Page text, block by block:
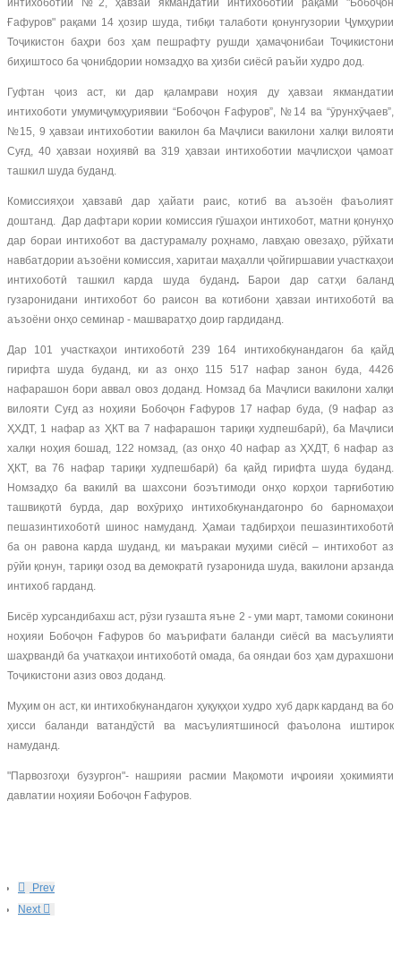
интихоботии №2, ҳавзаи якмандатии интихоботии рақами "Бобоҷон
Ғафуров" рақами 14 ҳозир шуда, тибқи талаботи қонунгузории Ҷумҳурии
Тоҷикистон баҳри боз ҳам пешрафту рушди ҳамаҷонибаи Тоҷикистони
биҳиштосо ба ҷонибдории номзадҳо ва ҳизби сиёсӣ раъйи худро дод.
Гуфтан ҷоиз аст, ки дар қаламрави ноҳия ду ҳавзаи якмандатии
интихоботи умумиҷумҳуриявии “Бобоҷон Ғафуров”, №14 ва “ӯрунхӯҷаев”,
№15, 9 ҳавзаи интихоботии вакилон ба Маҷлиси вакилони халқи вилояти
Суғд, 40 ҳавзаи ноҳиявӣ ва 319 ҳавзаи интихоботии маҷлисҳои ҷамоат
ташкил шуда буданд.
Комиссияҳои ҳавзавӣ дар ҳайати раис, котиб ва аъзоён фаъолият
доштанд. Дар дафтари кории комиссия гӯшаҳои интихобот, матни қонунҳо
дар бораи интихобот ва дастурамалу роҳнамо, лавҳаю овезаҳо, рӯйхати
навбатдории аъзоёни комиссия, харитаи маҳалли ҷойгиршавии участкаҳои
интихоботӣ ташкил карда шуда буданд.
Барои дар сатҳи баланд
гузаронидани интихобот бо раисон ва котибони ҳавзаи интихоботӣ ва
аъзоёни онҳо семинар - машваратҳо доир гардиданд.
Дар 101 участкаҳои интихоботӣ 239 164 интихобкунандагон ба қайд
гирифта шуда буданд, ки аз онҳо 115 517 нафар занон буда, 4426
нафарашон бори аввал овоз доданд. Номзад ба Маҷлиси вакилони халқи
вилояти Суғд аз ноҳияи Бобоҷон Ғафуров 17 нафар буда, (9 нафар аз
ҲХДТ, 1 нафар аз ҲКТ ва 7 нафарашон тариқи худпешбарӣ), ба Маҷлиси
халқи ноҳия бошад, 122 номзад, (аз онҳо 40 нафар аз ҲХДТ, 6 нафар аз
ҲКТ, ва 76 нафар тариқи худпешбарӣ) ба қайд гирифта шуда буданд.
Номзадҳо ба вакилӣ ва шахсони боэътимоди онҳо корҳои тарғиботию
ташвиқотӣ бурда, дар вохӯриҳо интихобкунандагонро бо барномаҳои
пешазинтихоботӣ шинос намуданд. Ҳамаи тадбирҳои пешазинтихоботӣ
ба он равона карда шуданд, ки маъракаи муҳими сиёсӣ – интихобот аз
рӯйи қонун, тариқи озод ва демократӣ гузаронида шуда, вакилони арзанда
интихоб гарданд.
Бисёр хурсандибахш аст, рӯзи гузашта яъне 2 - уми март, тамоми сокинони
ноҳияи Бобоҷон Ғафуров бо маърифати баланди сиёсӣ ва масъулияти
шаҳрвандӣ ба учаткаҳои интихоботӣ омада, ба ояндаи боз ҳам дурахшони
Тоҷикистони азиз овоз доданд.
Муҳим он аст, ки интихобкунандагон ҳуқуқҳои худро хуб дарк карданд ва бо
ҳисси баланди ватандӯстӣ ва масъулиятшиносӣ фаъолона иштирок
намуданд.
"Парвозгоҳи бузургон"- нашрияи расмии Мақомоти иҷроияи ҳокимияти
давлатии ноҳияи Бобоҷон Ғафуров.
Prev
Next